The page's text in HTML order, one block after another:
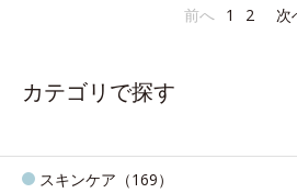
前へ 1 2 次
カテゴリで探す
スキンケア（169）